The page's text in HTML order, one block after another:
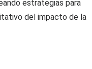
estrategias para
del impacto de la